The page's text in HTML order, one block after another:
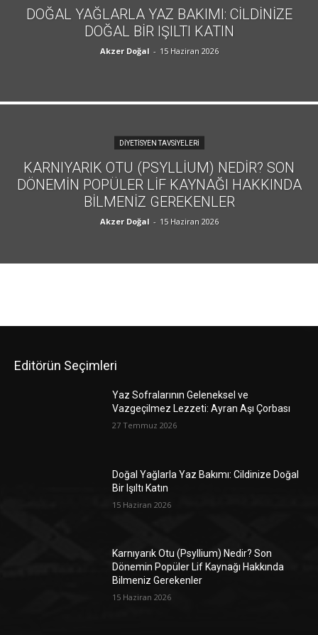
DOĞAL YAĞLARLA YAZ BAKIMI: CILDINIZE
DOĞAL BIR IŞILTI KATIN
Akzer Doğal - 15 Haziran 2026
DIYETISYEN TAVSIYELERI
KARNIYARIK OTU (PSYLLIUM) NEDIR? SON
DÖNEMIN POPÜLER LIF KAYNAĞI HAKKINDA
BILMENIZ GEREKENLER
Akzer Doğal - 15 Haziran 2026
Editörün Seçimleri
Yaz Sofralarının Geleneksel ve
Vazgeçilmez Lezzeti: Ayran Aşı Çorbası
27 Temmuz 2026
Doğal Yağlarla Yaz Bakımı: Cildinize Doğal
Bir Işıltı Katın
15 Haziran 2026
Karnıyarık Otu (Psyllium) Nedir? Son
Dönemin Popüler Lif Kaynağı Hakkında
Bilmeniz Gerekenler
15 Haziran 2026